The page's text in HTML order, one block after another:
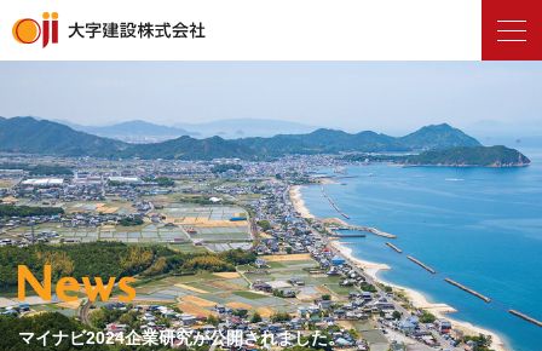
マイナビ2024企業研究が公開されました。